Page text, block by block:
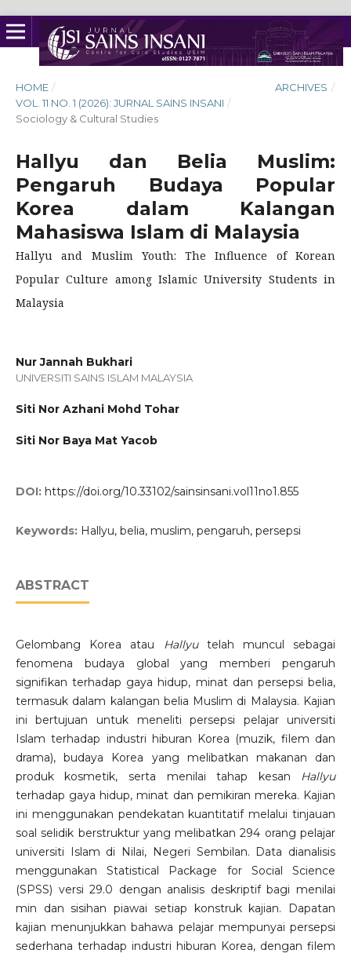
HOME / ARCHIVES /
VOL. 11 NO. 1 (2026): JURNAL SAINS INSANI /
Sociology & Cultural Studies
Hallyu dan Belia Muslim:
Pengaruh Budaya Popular
Korea dalam Kalangan
Mahasiswa Islam di Malaysia
Hallyu and Muslim Youth: The Influence of Korean
Popular Culture among Islamic University Students in
Malaysia
Nur Jannah Bukhari
UNIVERSITI SAINS ISLAM MALAYSIA
Siti Nor Azhani Mohd Tohar
Siti Nor Baya Mat Yacob
DOI: https://doi.org/10.33102/sainsinsani.vol11no1.855
Keywords: Hallyu, belia, muslim, pengaruh, persepsi
ABSTRACT
Gelombang Korea atau Hallyutelah muncul sebagai
fenomena budaya global yang memberi pengaruh
signifikan terhadap gaya hidup, minat dan persepsi belia,
termasuk dalam kalangan belia Muslim di Malaysia. Kajian
ini bertujuan untuk meneliti persepsi pelajar universiti
Islam terhadap industri hiburan Korea (muzik, filem dan
drama), budaya Korea yang melibatkan makanan dan
produk kosmetik, serta menilai tahap kesan Hallyu
terhadap gaya hidup, minat dan pemikiran mereka. Kajian
ini menggunakan pendekatan kuantitatif melalui tinjauan
soal selidik berstruktur yang melibatkan 294 orang pelajar
universiti Islam di Nilai, Negeri Sembilan. Data dianalisis
menggunakan Statistical Package for Social Science
(SPSS) versi 29.0 dengan analisis deskriptif bagi menilai
min dan sisihan piawai setiap konstruk kajian. Dapatan
kajian menunjukkan bahawa pelajar mempunyai persepsi
sederhana terhadap industri hiburan Korea, dengan filem